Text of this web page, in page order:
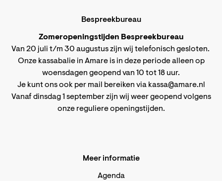
Bespreekbureau
Zomeropeningstijden Bespreekbureau
Van 20 juli t/m 30 augustus zijn wij telefonisch gesloten.
Onze kassabalie in Amare is in deze periode alleen op
woensdagen geopend van 10 tot 18 uur.
Je kunt ons ook per mail bereiken via kassa@amare.nl
Vanaf dinsdag 1 september zijn wij weer geopend volgens
onze reguliere openingstijden.
Meer informatie
Agenda